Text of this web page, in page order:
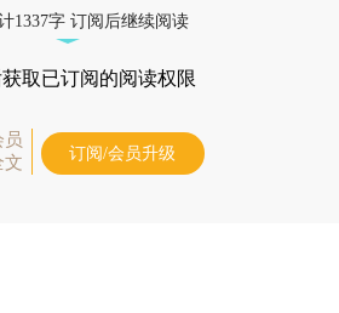
1337字 订阅后继续阅读
获取已订阅的阅读权限
员
文
订阅/会员升级